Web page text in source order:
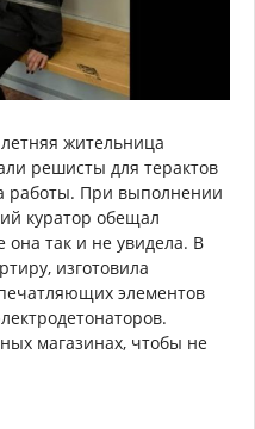
жительница
решисты для терактов
работы. При выполнении
куратор обещал
так и не увидела. В
изготовила
элементов
магазинах, чтобы не